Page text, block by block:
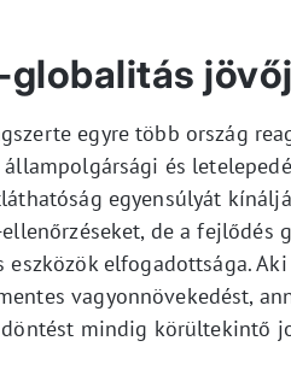
egyre több ország
és
egyensúlyát
de a fejlődés
elfogadottsága.
vagyonnövekedést,
mindig körültekintő